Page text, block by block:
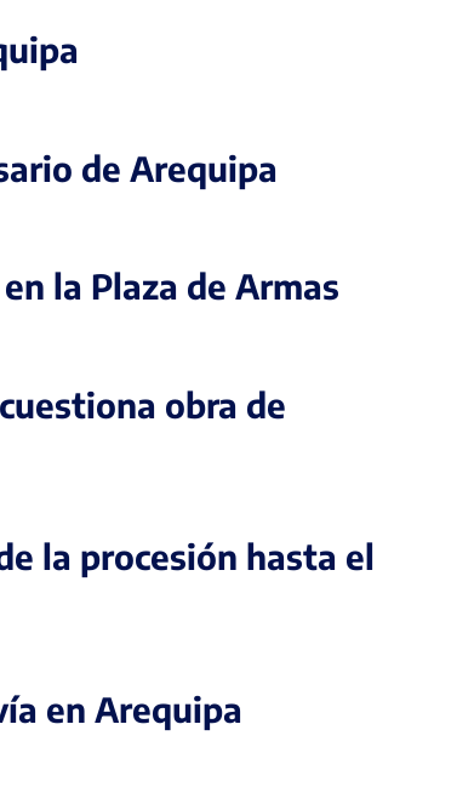
de Arequipa
la Plaza de Armas
obra de
la procesión hasta el
en Arequipa